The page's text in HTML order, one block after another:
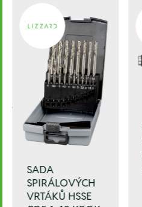
SADA
SPIRÁLOVÝCH
VRTÁKŮ HSSE